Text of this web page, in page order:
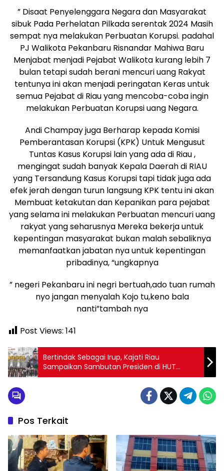
” Disaat Penyelenggara Negara dan Masyarakat
sibuk Pada Perhelatan Pilkada serentak 2024 Masih
sempat nya melakukan Perbuatan Korupsi. padahal
PJ Walikota Pekanbaru Risnandar Mahiwa Baru
Menjabat menjadi Pejabat Walikota kurang lebih 7
bulan tetapi sudah berani mencuri uang Rakyat
tentunya ini akan menjadi peringatan Keras untuk
semua Pejabat di Riau yang mencoba-coba ingin
melakukan Perbuatan Korupsi uang Negara.
Andi Champay juga Berharap kepada Komisi
Pemberantasan Korupsi (KPK) Untuk Mengusut
Tuntas Kasus Korupsi lain yang ada di Riau ,
mengingat sudah banyak Kepala Daerah di RIAU
yang Tersandung Kasus Korupsi tapi tidak juga ada
efek jerah dengan turun langsung KPK tentu ini akan
Membuat ketakutan dan Kepanikan para pejabat
yang selama ini melakukan Perbuatan mencuri uang
rakyat yang seharusnya Mereka bekerja untuk
kepentingan masyarakat bukan malah sebaliknya
memanfaatkan jabatan nya untuk kepentingan
pribadinya, “ungkapnya
” negeri Pekanbaru ini negri bertuah,ado tuan rumah
nyo jangan menyalah Kojo tu,keno bala
nanti”tambah nya
Post Views: 141
Bertindak Sebagai Irup, Kajati Riau
Sampaikan Sambutan Presiden di HUT
KORPRI Ke-53
Pos Terkait